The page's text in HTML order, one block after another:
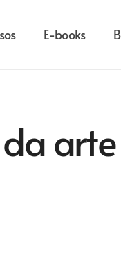
E-books